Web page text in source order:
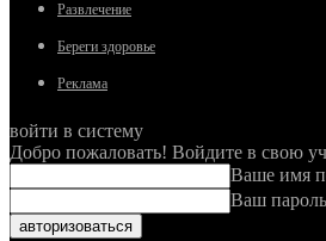
Развлечение
Береги здоровье
Реклама
войти в систему
Добро пожаловать! Войдите в свою
Ваше имя
Ваш пароль